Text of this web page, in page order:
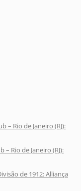
– Rio de Janeiro (RJ):
Rio de Janeiro (RJ):
de 1912: Alliança